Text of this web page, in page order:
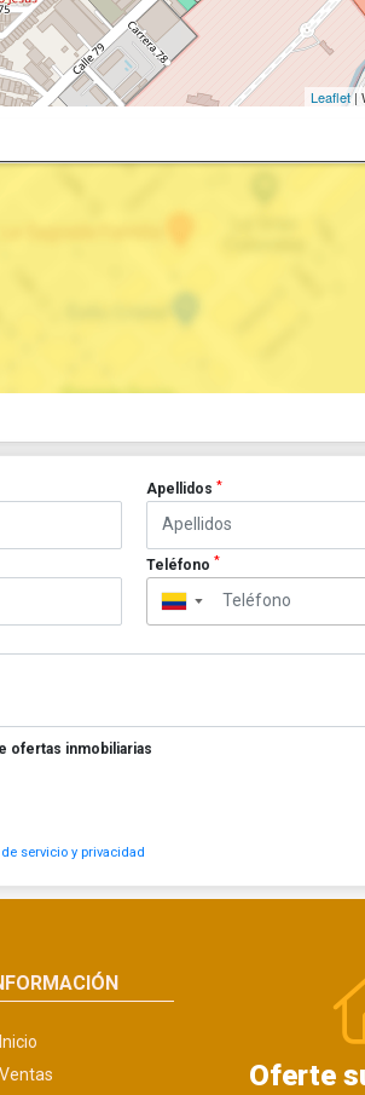
Leaflet|
Apellidos *
Teléfono *
▼
ofertas inmobiliarias
servicio y privacidad
Inicio
Ventas
Oferte